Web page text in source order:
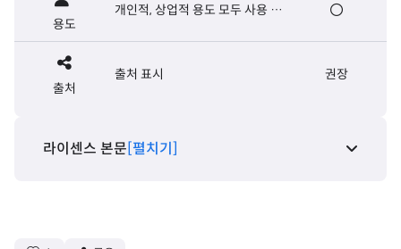
용도
개인적, 상업적 용도 모두 사용 가
출처
출처 표시 권장
라이센스 본문[펼치기]